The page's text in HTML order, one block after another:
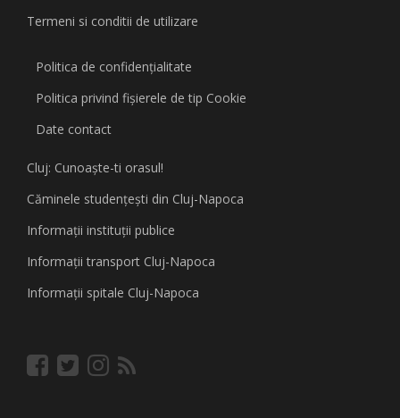
Termeni si conditii de utilizare
Politica de confidențialitate
Politica privind fişierele de tip Cookie
Date contact
Cluj: Cunoaşte-ti orasul!
Căminele studenţeşti din Cluj-Napoca
Informaţii instituţii publice
Informaţii transport Cluj-Napoca
Informaţii spitale Cluj-Napoca